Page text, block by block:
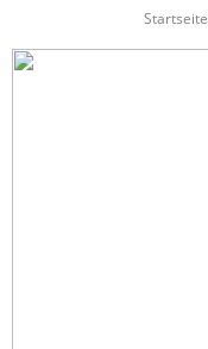
Startseite